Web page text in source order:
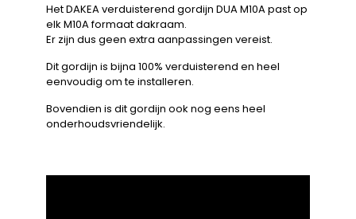
Het DAKEA verduisterend gordijn DUA M10A past op
elk M10A formaat dakraam.
Er zijn dus geen extra aanpassingen vereist.
Dit gordijn is bijna 100% verduisterend en heel
eenvoudig om te installeren.
Bovendien is dit gordijn ook nog eens heel
onderhoudsvriendelijk.